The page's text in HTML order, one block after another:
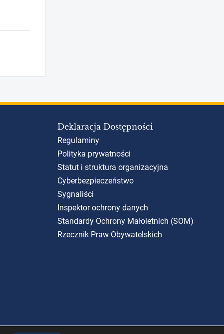
Deklaracja Dostępności
Regulaminy
Polityka prywatności
Statut i struktura organizacyjna
Cyberbezpieczeństwo
Sygnaliści
Inspektor ochrony danych
Standardy Ochrony Małoletnich (SOM)
Rzecznik Praw Obywatelskich